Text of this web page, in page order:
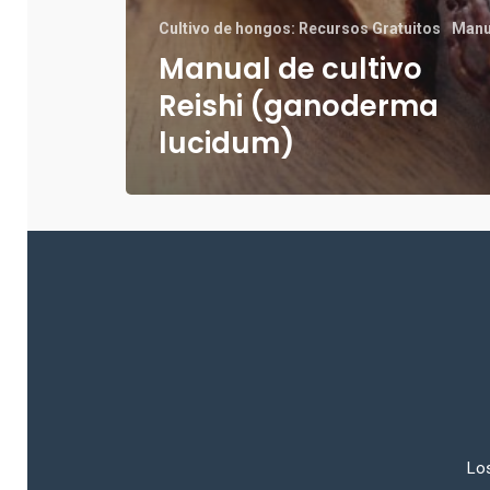
Cultivo de hongos: Recursos Gratuitos
Manual de cultivo
Reishi (ganoderma
lucidum)